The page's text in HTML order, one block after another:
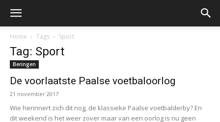
Home Tags Sport
Tag: Sport
Beringen
De voorlaatste Paalse voetbaloorlog
21 november 2017
Wie herinnert zich dit nog, de klassieke Paalse voetbalderby? En
dit weekend is het weer zover maar van een oorlog is nu geen